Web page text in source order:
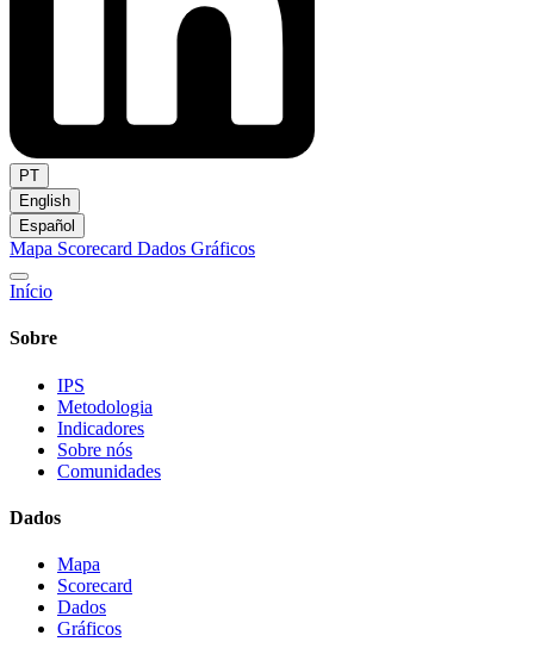
PT
English
Español
Mapa Scorecard Dados Gráficos
Início
Sobre
IPS
Metodologia
Indicadores
Sobre nós
Comunidades
Dados
Mapa
Scorecard
Dados
Gráficos